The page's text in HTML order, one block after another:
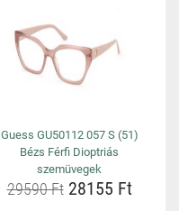
Guess GU50112 057 S (51)
Bézs Férfi Dioptriás
szemüvegek
29590 Ft28155 Ft